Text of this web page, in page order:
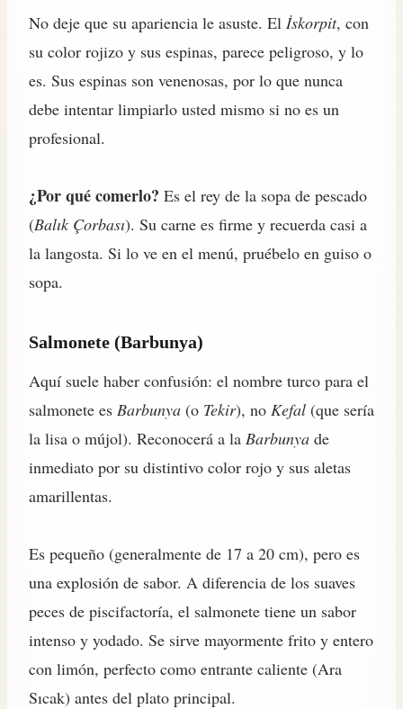
No deje que su apariencia le asuste. El İskorpit, con
su color rojizo y sus espinas, parece peligroso, y lo
es. Sus espinas son venenosas, por lo que nunca
debe intentar limpiarlo usted mismo si no es un
profesional.
¿Por qué comerlo? Es el rey de la sopa de pescado
(Balık Çorbası). Su carne es firme y recuerda casi a
la langosta. Si lo ve en el menú, pruébelo en guiso o
sopa.
Salmonete (Barbunya)
Aquí suele haber confusión: el nombre turco para el
salmonete es Barbunya (o Tekir), no Kefal (que sería
la lisa o mújol). Reconocerá a la Barbunya de
inmediato por su distintivo color rojo y sus aletas
amarillentas.
Es pequeño (generalmente de 17 a 20 cm), pero es
una explosión de sabor. A diferencia de los suaves
peces de piscifactoría, el salmonete tiene un sabor
intenso y yodado. Se sirve mayormente frito y entero
con limón, perfecto como entrante caliente (Ara
Sıcak) antes del plato principal.